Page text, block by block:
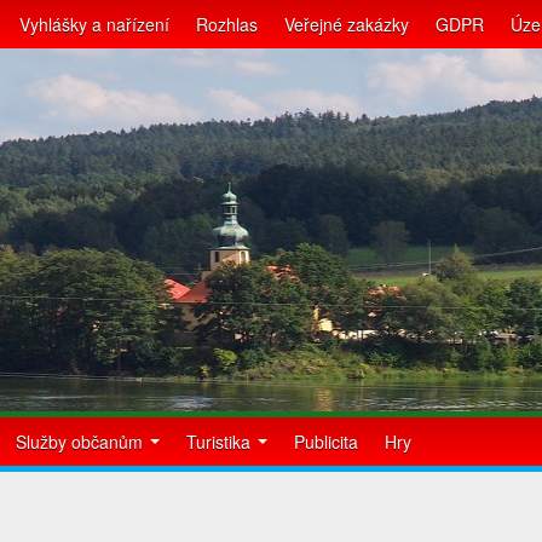
Vyhlášky a nařízení Rozhlas Veřejné zakázky GDPR
Služby občanům Turistika Publicita Hry